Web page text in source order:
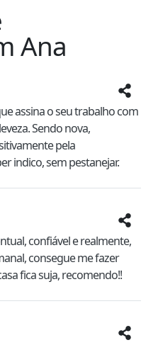
Ana
assina o seu trabalho com
Sendo nova,
pela
indico, sem pestanejar.
confiável e realmente,
consegue me fazer
fica suja, recomendo!!